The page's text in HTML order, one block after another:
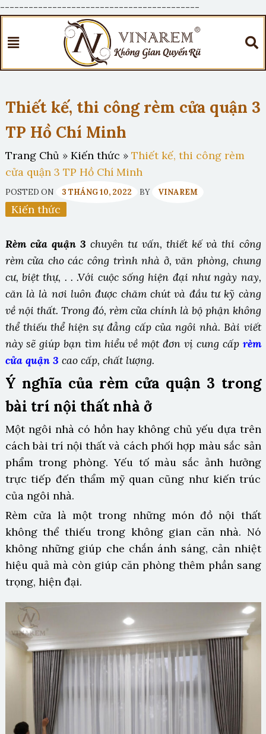
------------------------------------------
Thiết kế, thi công rèm cửa quận 3
TP Hồ Chí Minh
Trang Chủ » Kiến thức » Thiết kế, thi công rèm
cửa quận 3 TP Hồ Chí Minh
POSTED ON 3 THÁNG 10, 2022 BY VINAREM
Kiến thức
Rèm cửa quận 3 chuyên tư vấn, thiết kế và thi công
rèm cửa cho các công trình nhà ở, văn phòng, chung
cư, biệt thự, . . .Với cuộc sống hiện đại như ngày nay,
căn là là nơi luôn được chăm chút và đầu tư kỹ càng
về nội thất. Trong đó, rèm cửa chính là bộ phận không
thể thiếu thể hiện sự đẳng cấp của ngôi nhà. Bài viết
này sẽ giúp bạn tìm hiểu về một đơn vị cung cấp rèm
cửa quận 3 cao cấp, chất lượng.
Ý nghĩa của rèm cửa quận 3 trong
bài trí nội thất nhà ở
Một ngôi nhà có hồn hay không chủ yếu dựa trên
cách bài trí nội thất và cách phối hợp màu sắc sản
phẩm trong phòng. Yếu tố màu sắc ảnh hưởng
trực tiếp đến thẩm mỹ quan cũng như kiến trúc
của ngôi nhà.
Rèm cửa là một trong những món đồ nội thất
không thể thiếu trong không gian căn nhà. Nó
không những giúp che chắn ánh sáng, cản nhiệt
hiệu quả mà còn giúp căn phòng thêm phần sang
trọng, hiện đại.